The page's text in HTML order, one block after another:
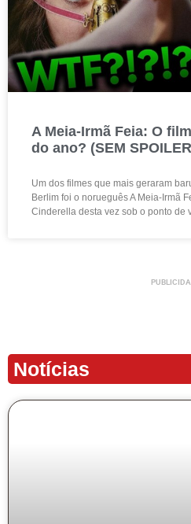
A Meia-Irmã Feia: O
do ano? (SEM
Um dos filmes que mais geraram
Berlim foi o norueguês A Meia-Irmã
Cinderella desta vez sob o ponto de
Notícias